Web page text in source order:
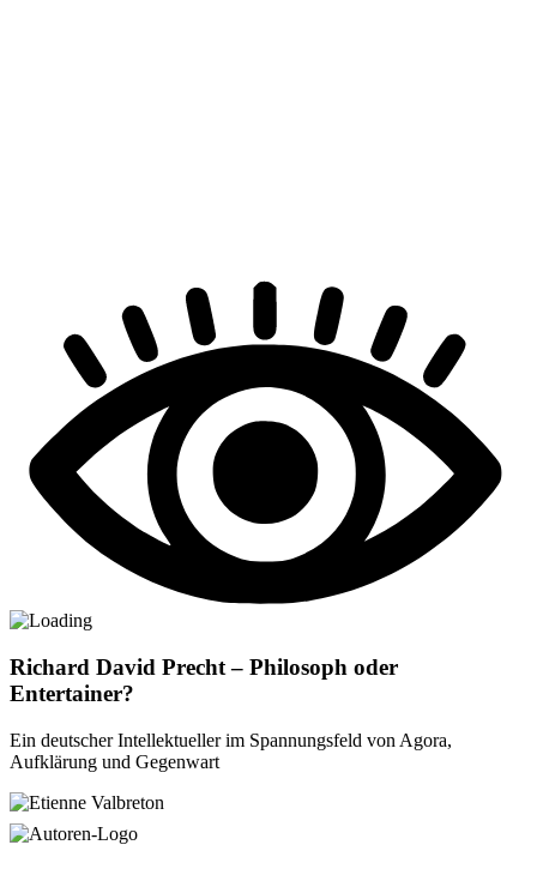
Richard David Precht – Philosoph oder
Entertainer?
Ein deutscher Intellektueller im Spannungsfeld von Agora,
Aufklärung und Gegenwart